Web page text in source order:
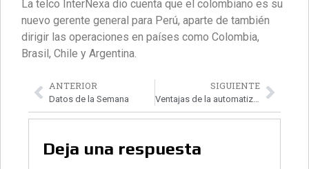
La telco InterNexa dio cuenta que el colombiano es su
nuevo gerente general para Perú, aparte de también
dirigir las operaciones en países como Colombia,
Brasil, Chile y Argentina.
ANTERIOR
Datos de la Semana
SIGUIENTE
Ventajas de la automatización y digitalización
Deja una respuesta